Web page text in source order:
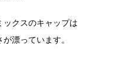
ックスのキャップは
漂っています。